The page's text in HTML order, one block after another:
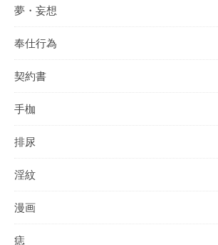
夢・妄想
奉仕行為
契約書
手枷
排尿
淫紋
漫画
痣